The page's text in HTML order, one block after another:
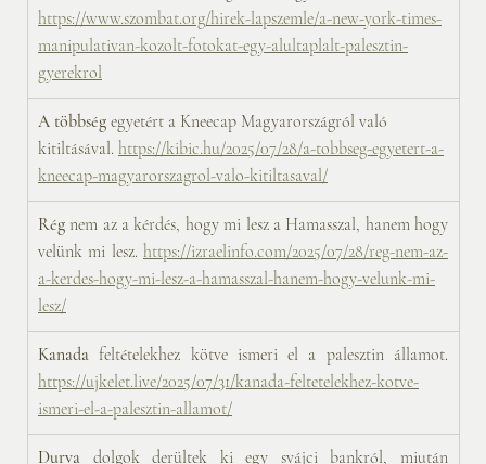
https://www.szombat.org/hirek-lapszemle/a-new-york-times-
manipulativan-kozolt-fotokat-egy-alultaplalt-palesztin-
gyerekrol
A többség egyetért a Kneecap Magyarországról való
kitiltásával. https://kibic.hu/2025/07/28/a-tobbseg-egyetert-a-
kneecap-magyarorszagrol-valo-kitiltasaval/
Rég nem az a kérdés, hogy mi lesz a Hamasszal, hanem hogy
velünk mi lesz. https://izraelinfo.com/2025/07/28/reg-nem-az-
a-kerdes-hogy-mi-lesz-a-hamasszal-hanem-hogy-velunk-mi-
lesz/
Kanada
https://ujkelet.live/2025/07/31/kanada-feltetelekhez-kotve-
ismeri-el-a-palesztin-allamot/
Durva dolgok derültek ki egy svájci bankról, miután